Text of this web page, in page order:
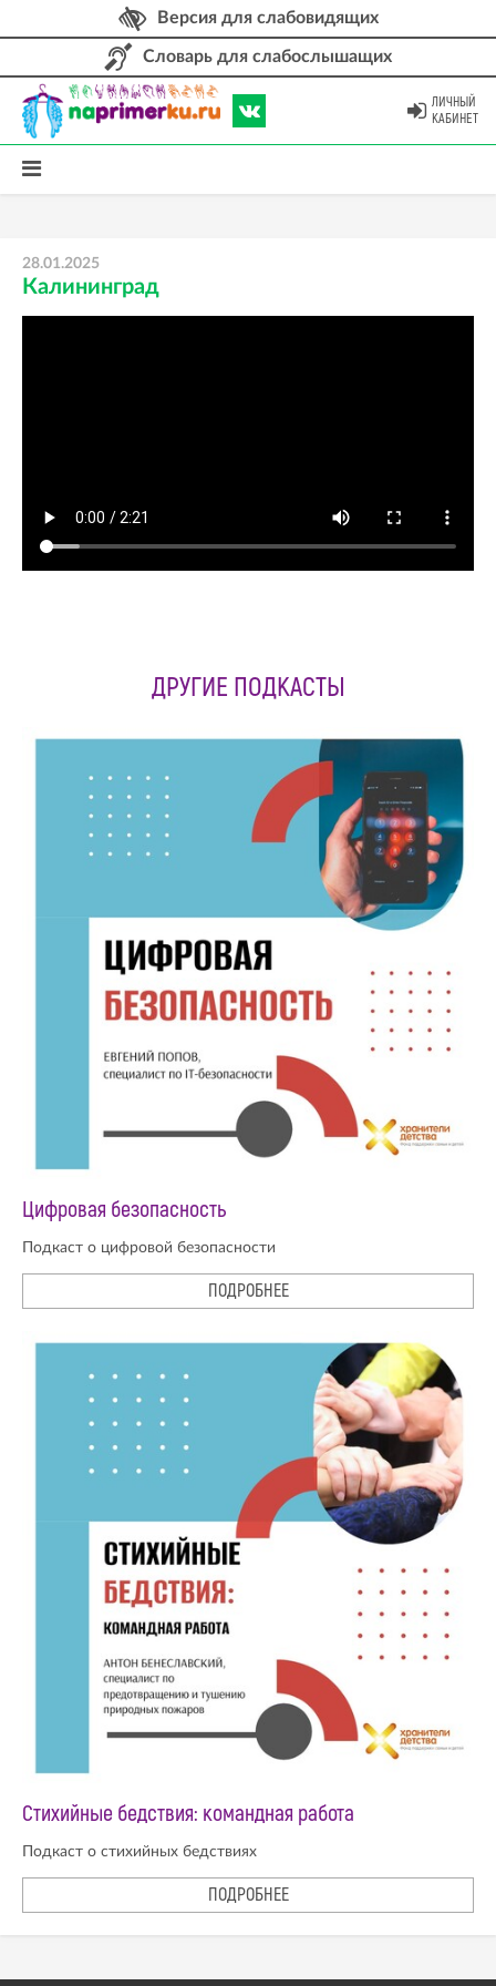
Версия для слабовидящих
Словарь для слабослышащих
ЛИЧНЫЙ
КАБИНЕТ
28.01.2025
Калининград
ДРУГИЕ ПОДКАСТЫ
Цифровая безопасность
Подкаст о цифровой безопасности
ПОДРОБНЕЕ
Стихийные бедствия: командная работа
Подкаст о стихийных бедствиях
ПОДРОБНЕЕ